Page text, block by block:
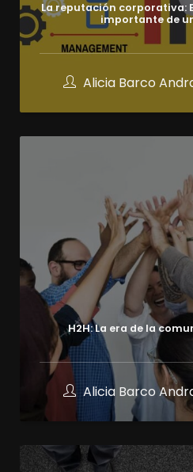
La reputación corporativa:
importante de
Alicia Barco
H2H: La era de la
Alicia Barco